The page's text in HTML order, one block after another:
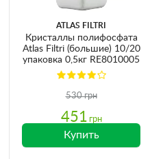
ATLAS FILTRI
Кристаллы полифосфата
Atlas Filtri (большие) 10/20
упаковка 0,5кг RE8010005
530 грн
451 грн
Купить